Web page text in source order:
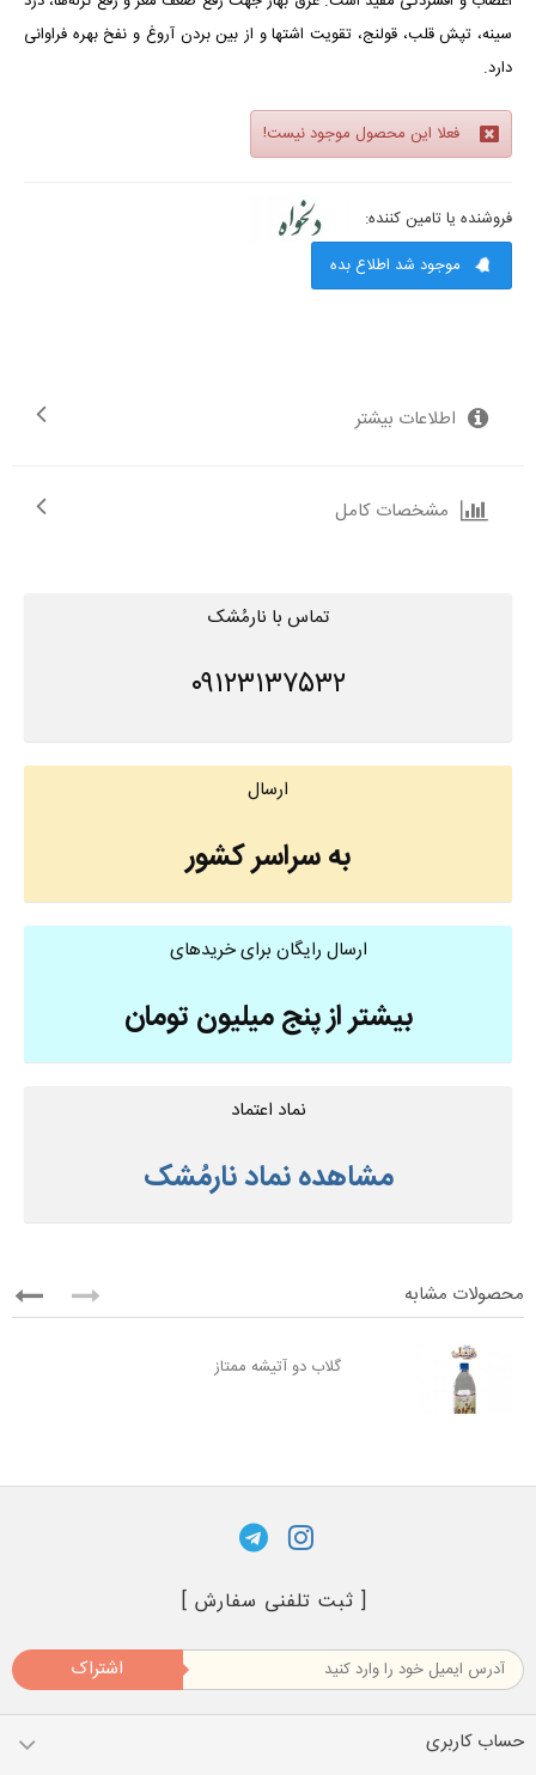
سینه، تپش قلب، قولنج، تقویت اشتها و از بین بردن آروغ و نفخ بهره فراوانی
دارد.
فعلا این محصول موجود نیست!
فروشنده یا تامین کننده:
موجود شد اطلاع بده
اطلاعات بیشتر
مشخصات کامل
تماس با نارمُشک
۰۹۱۲۳۱۳۷۵۳۲
ارسال
به سراسر کشور
ارسال رایگان برای خریدهای
بیشتر از پنج میلیون تومان
نماد اعتماد
مشاهده نماد نارمُشک
محصولات مشابه
گلاب دو آتیشه ممتاز
[ ثبت تلفنی سفارش ]
اشتراک
حساب کاربری